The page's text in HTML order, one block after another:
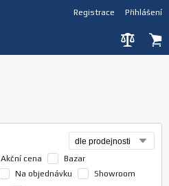
Přihlášení
Registrace
Akční cena
Bazar
Na objednávku
Showroom